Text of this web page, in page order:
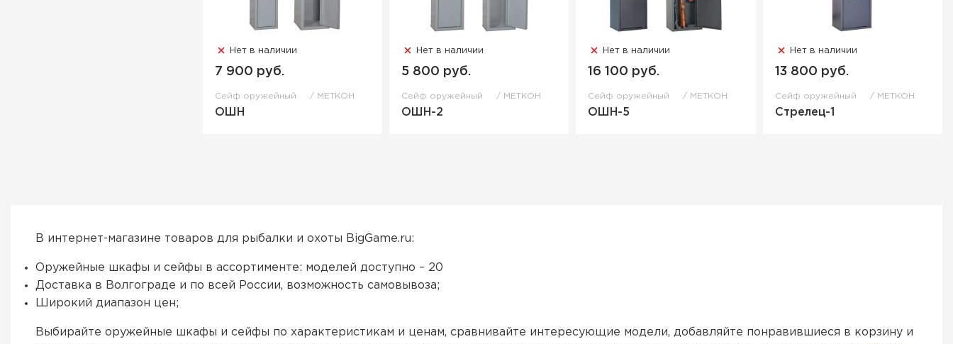
Нет в наличии
7 900 руб.
Сейф оружейный МЕТКОН
ОШН
Нет в наличии
5 800 руб.
Сейф оружейный МЕТКОН
ОШН-2
Нет в наличии
16 100 руб.
Сейф оружейный МЕТКОН
ОШН-5
Нет в наличии
13 800 руб.
Сейф оружейный МЕТКОН
Стрелец-1
В интернет-магазине товаров для рыбалки и охоты BigGame.ru:
Оружейные шкафы и сейфы в ассортименте: моделей доступно – 20
Доставка в Волгограде и по всей России, возможность самовывоза;
Широкий диапазон цен;
Выбирайте оружейные шкафы и сейфы по характеристикам и ценам, сравнивайте интересующие модели, добавляйте понравившиеся в корзину и